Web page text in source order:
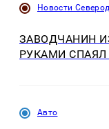
Новости
ЗАВОДЧАНИН
РУКАМИ
Авто